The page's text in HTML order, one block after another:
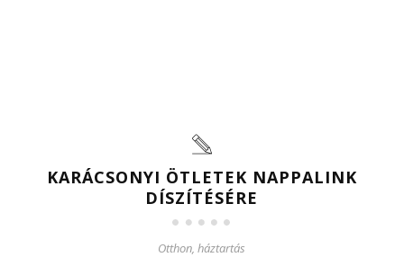
KARÁCSONYI ÖTLETEK NAPPALINK
DÍSZÍTÉSÉRE
Otthon, háztartás